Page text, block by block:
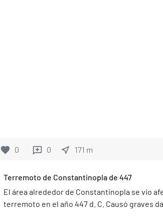
favorite 0 reviews 0 near_me 171 m
Terremoto de Constantinopla de 447
El área alrededor de Constantinopla se vio
terremoto en el año 447 d. C. Causó graves